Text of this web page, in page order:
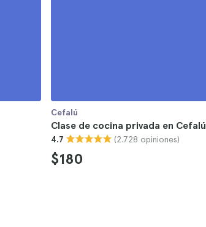
Cefalú
Clase de cocina privada en Cefalú
4.7 (2.728 opiniones)
$180